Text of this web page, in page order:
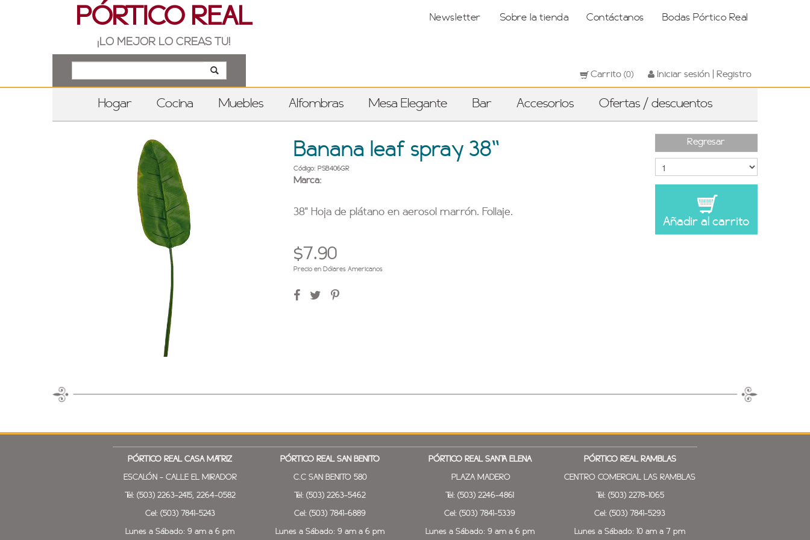
PÓRTICO REAL
¡LO MEJOR LO CREAS TÚ!
Newsletter Sobre la tienda Contáctanos Bodas Pórtico Real
Carrito (0) Iniciar sesión | Registro
Hogar Cocina Muebles Alfombras Mesa Elegante Bar Accesorios Ofertas / descuentos
Banana leaf spray 38''
Código: PSB406GR
Marca:
38" Hoja de plátano en aerosol marrón. Follaje.
$7.90
Precio en Dólares Americanos
Regresar
Añadir al carrito
PÓRTICO REALCASA MATRIZ
ESCALÓN - CALLE EL MIRADOR
Tel: (503) 2263-2415, 2264-0582
Cel: (503) 7841-5243
Lunes a Sábado: 9 am a 6 pm
PÓRTICO REAL SAN BENITO
C.C SAN BENITO 580
Tel: (503) 2263-5462
Cel: (503) 7841-6889
Lunes a Sábado: 9 am a 6 pm
PÓRTICO REAL SANTA ELENA
PLAZA MADERO
Tel: (503) 2246-4861
Cel: (503) 7841-5339
Lunes a Sábado: 9 am a 6 pm
PÓRTICO REAL RAMBLAS
CENTRO COMERCIAL LAS RAMBLAS
Tel: (503) 2278-1065
Cel: (503) 7841-5293
Lunes a Sábado: 10 am a 7 pm